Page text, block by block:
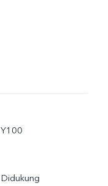
Y100
Didukung